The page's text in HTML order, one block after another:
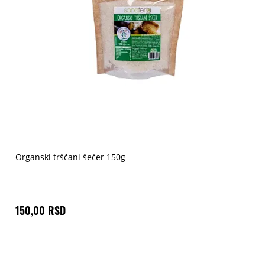
Organski trščani šećer 150g
150,00 RSD